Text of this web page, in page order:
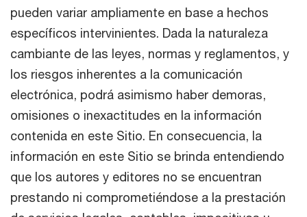
pueden variar ampliamente en base a hechos
específicos intervinientes. Dada la naturaleza
cambiante de las leyes, normas y reglamentos, y
los riesgos inherentes a la comunicación
electrónica, podrá asimismo haber demoras,
omisiones o inexactitudes en la información
contenida en este Sitio. En consecuencia, la
información en este Sitio se brinda entendiendo
que los autores y editores no se encuentran
prestando ni comprometiéndose a la prestación